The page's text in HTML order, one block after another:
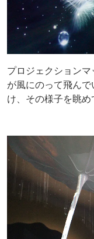
プロジェクション
が風にのって飛ん
け、その様子を眺め